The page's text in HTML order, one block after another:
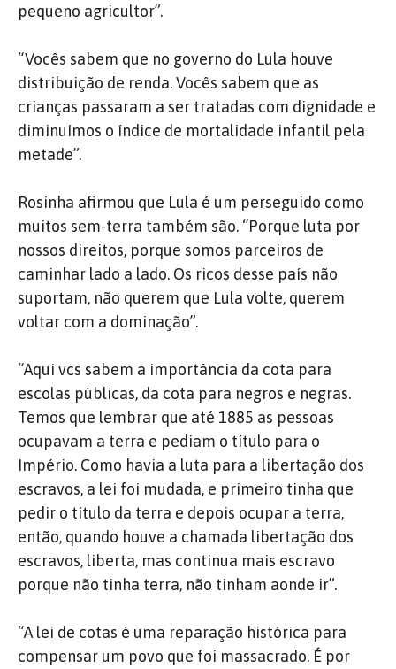
pequeno agricultor”.
“Vocês sabem que no governo do Lula houve
distribuição de renda. Vocês sabem que as
crianças passaram a ser tratadas com dignidade e
diminuímos o índice de mortalidade infantil pela
metade”.
Rosinha afirmou que Lula é um perseguido como
muitos sem-terra também são. “Porque luta por
nossos direitos, porque somos parceiros de
caminhar lado a lado. Os ricos desse país não
suportam, não querem que Lula volte, querem
voltar com a dominação”.
“Aqui vcs sabem a importância da cota para
escolas públicas, da cota para negros e negras.
Temos que lembrar que até 1885 as pessoas
ocupavam a terra e pediam o título para o
Império. Como havia a luta para a libertação dos
escravos, a lei foi mudada, e primeiro tinha que
pedir o título da terra e depois ocupar a terra,
então, quando houve a chamada libertação dos
escravos, liberta, mas continua mais escravo
porque não tinha terra, não tinham aonde ir”.
“A lei de cotas é uma reparação histórica para
compensar um povo que foi massacrado. É por